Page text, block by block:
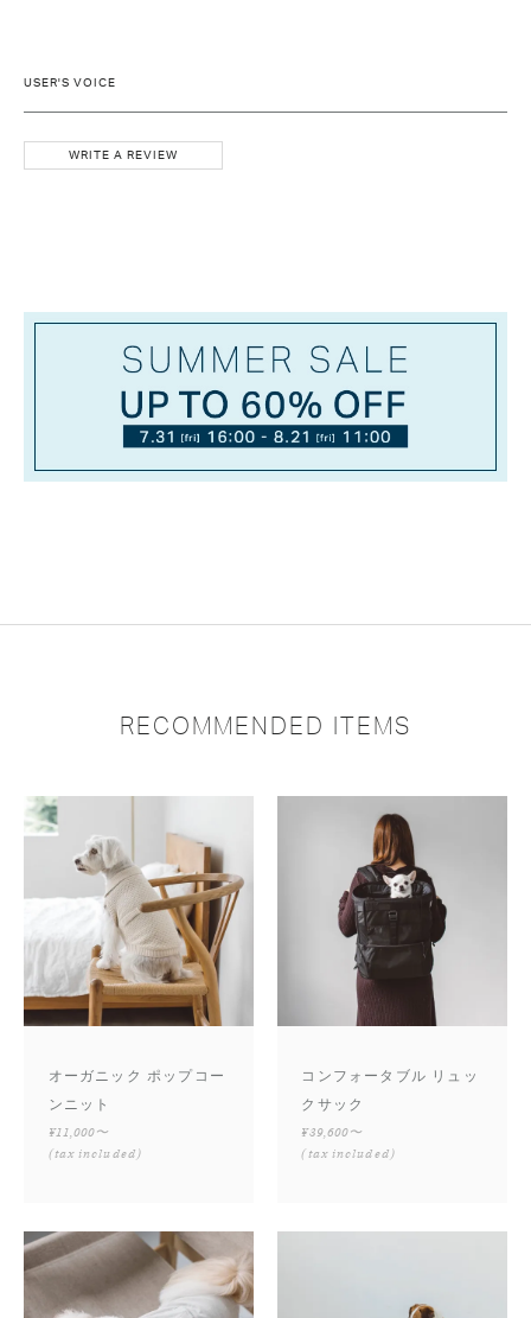
USER'S VOICE
WRITE A REVIEW
RECOMMENDED ITEMS
オーガニック ポップコー
ンニット
¥11,000〜
(tax included)
コンフォータブル リュッ
クサック
¥39,600〜
(tax included)